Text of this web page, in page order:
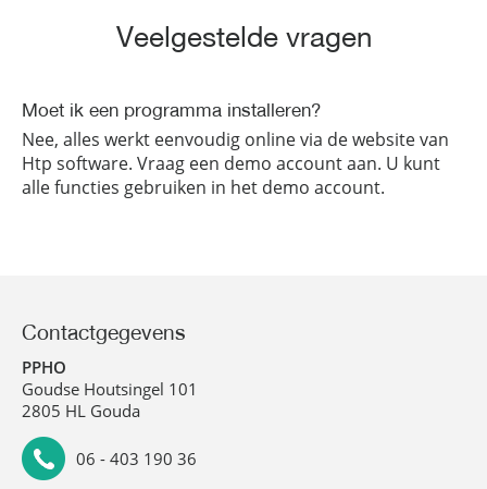
Veelgestelde vragen
Moet ik een programma installeren?
Nee, alles werkt eenvoudig online via de website van
Htp software. Vraag een demo account aan. U kunt
alle functies gebruiken in het demo account.
Contactgegevens
PPHO
Goudse Houtsingel 101
2805 HL Gouda
06 - 403 190 36